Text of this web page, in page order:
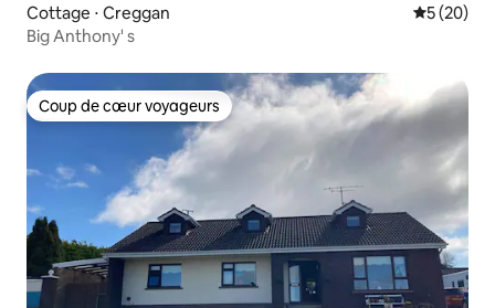
Cottage ⋅ Creggan
5 (20)
Big Anthony' s
Coup de cœur voyageurs
Coup de cœur voyageurs